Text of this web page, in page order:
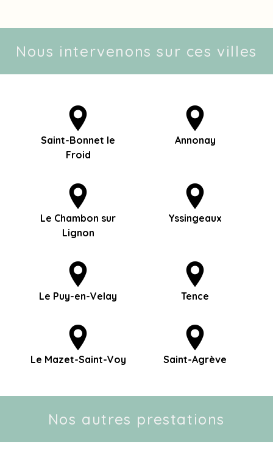
Nous intervenons sur ces villes
Saint-Bonnet le
Froid
Annonay
Le Chambon sur
Lignon
Yssingeaux
Le Puy-en-Velay Tence
Le Mazet-Saint-Voy Saint-Agrève
Nos autres prestations